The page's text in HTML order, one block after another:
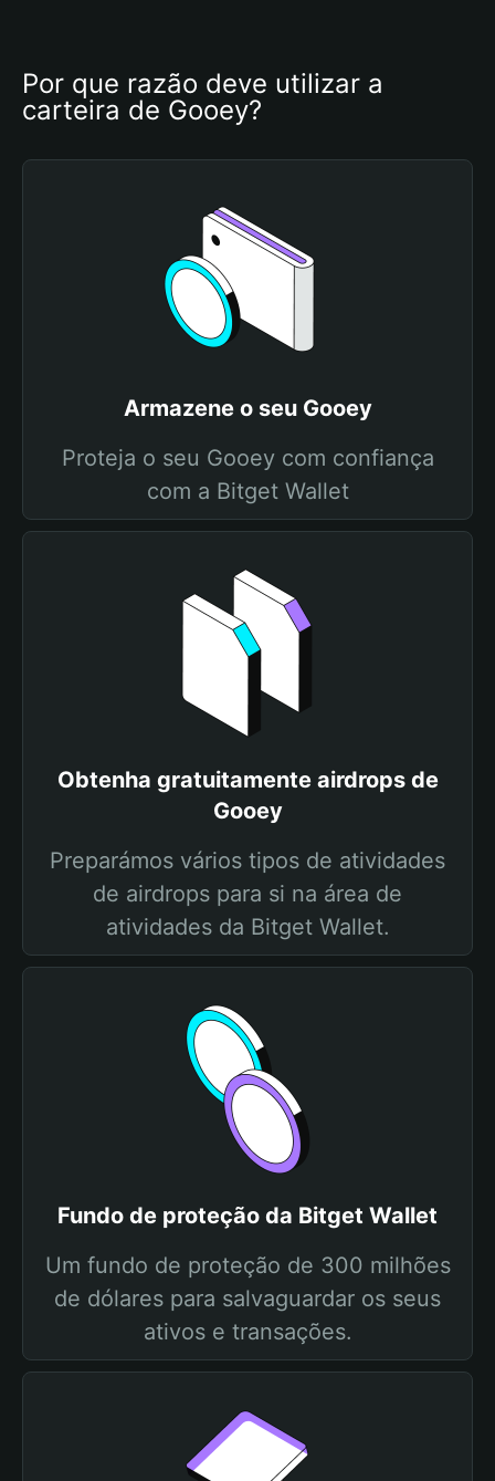
Por que razão deve utilizar a
carteira de Gooey?
Armazene o seu Gooey
Proteja o seu Gooey com confiança
com a Bitget Wallet
Obtenha gratuitamente airdrops de
Gooey
Preparámos vários tipos de atividades
de airdrops para si na área de
atividades da Bitget Wallet.
Fundo de proteção da Bitget Wallet
Um fundo de proteção de 300 milhões
de dólares para salvaguardar os seus
ativos e transações.